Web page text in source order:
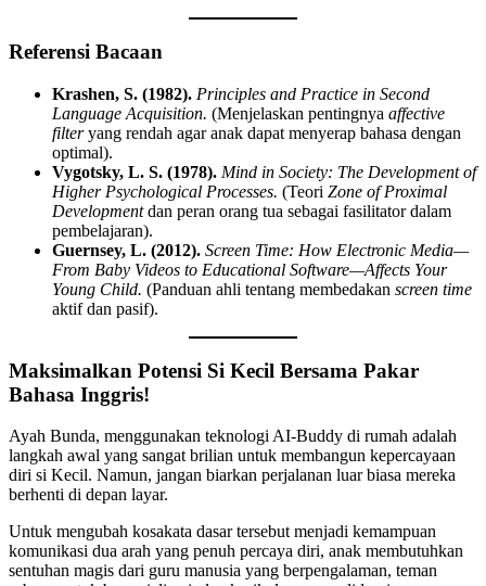
Referensi Bacaan
Krashen, S. (1982). Principles and Practice in Second
Language Acquisition. (Menjelaskan pentingnya affective
filteryang rendah agar anak dapat menyerap bahasa dengan
optimal).
Vygotsky, L. S. (1978). Mind in Society: The Development of
Higher Psychological Processes. (Teori Zone of Proximal
Developmentdan peran orang tua sebagai fasilitator dalam
pembelajaran).
Guernsey, L. (2012). Screen Time: How Electronic Media—
From Baby Videos to Educational Software—Affects Your
Young Child. (Panduan ahli tentang membedakan screen time
aktif dan pasif).
Maksimalkan Potensi Si Kecil Bersama Pakar
Bahasa Inggris!
Ayah Bunda, menggunakan teknologi AI-Buddy di rumah adalah
langkah awal yang sangat brilian untuk membangun kepercayaan
diri si Kecil. Namun, jangan biarkan perjalanan luar biasa mereka
berhenti di depan layar.
Untuk mengubah kosakata dasar tersebut menjadi kemampuan
komunikasi dua arah yang penuh percaya diri, anak membutuhkan
sentuhan magis dari guru manusia yang berpengalaman, teman